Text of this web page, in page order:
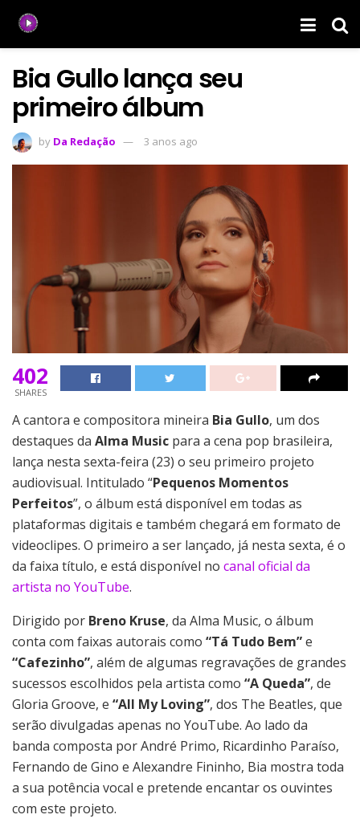
Bia Gullo lança seu
primeiro álbum
by Da Redação 3 anos ago
402
SHARES
A cantora e compositora mineira Bia Gullo, um dos
destaques da Alma Music para a cena pop brasileira,
lança nesta sexta-feira (23) o seu primeiro projeto
audiovisual. Intitulado “Pequenos Momentos
Perfeitos”, o álbum está disponível em todas as
plataformas digitais e também chegará em formato de
videoclipes. O primeiro a ser lançado, já nesta sexta, é o
da faixa título, e está disponível no canal oficial da
artista no YouTube.
Dirigido por Breno Kruse, da Alma Music, o álbum
conta com faixas autorais como “Tá Tudo Bem”e
“Cafezinho”, além de algumas regravações de grandes
sucessos escolhidos pela artista como “A Queda”, de
Gloria Groove, e “All My Loving”, dos The Beatles, que
serão divulgadas apenas no YouTube. Ao lado da
banda composta por André Primo, Ricardinho Paraíso,
Fernando de Gino e Alexandre Fininho, Bia mostra toda
a sua potência vocal e pretende encantar os ouvintes
com este projeto.